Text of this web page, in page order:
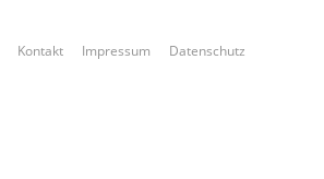
Kontakt Impressum Datenschutz